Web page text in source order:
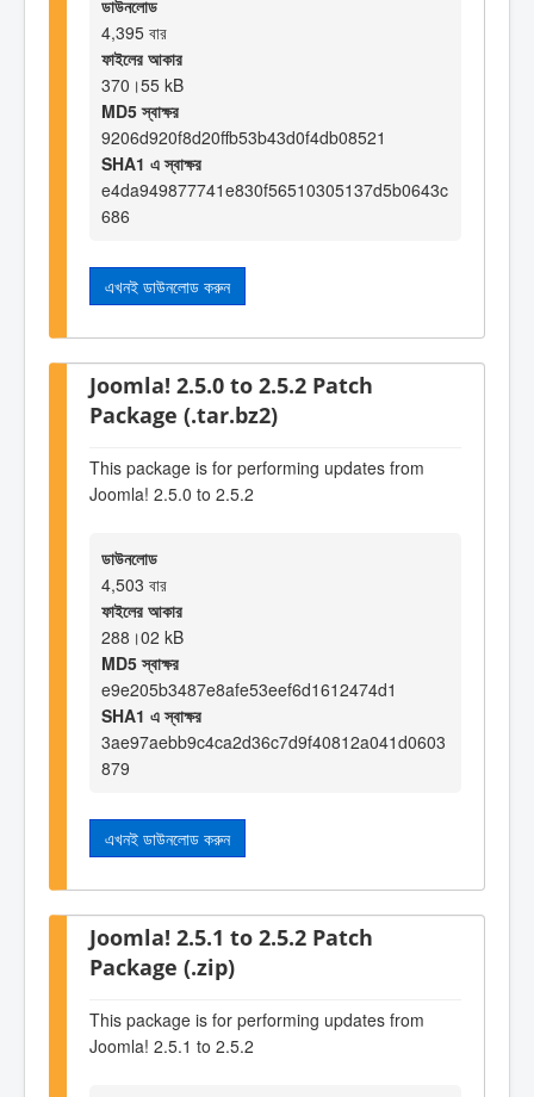
ডাউনলোড
4,395 বার
ফাইলের আকার
370।55 kB
MD5 স্বাক্ষর
9206d920f8d20ffb53b43d0f4db08521
SHA1 এ স্বাক্ষর
e4da949877741e830f56510305137d5b0643c
686
এখনই ডাউনলোড করুন
Joomla! 2.5.0 to 2.5.2 Patch
Package (.tar.bz2)
This package is for performing updates from
Joomla! 2.5.0 to 2.5.2
ডাউনলোড
4,503 বার
ফাইলের আকার
288।02 kB
MD5 স্বাক্ষর
e9e205b3487e8afe53eef6d1612474d1
SHA1 এ স্বাক্ষর
3ae97aebb9c4ca2d36c7d9f40812a041d0603
879
এখনই ডাউনলোড করুন
Joomla! 2.5.1 to 2.5.2 Patch
Package (.zip)
This package is for performing updates from
Joomla! 2.5.1 to 2.5.2